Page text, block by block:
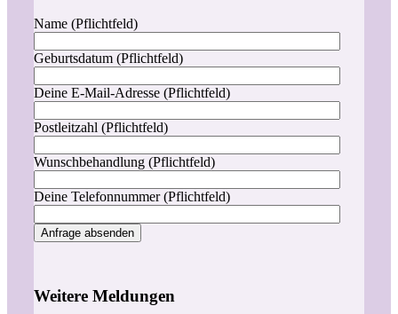
Name (Pflichtfeld)
Geburtsdatum (Pflichtfeld)
Deine E-Mail-Adresse (Pflichtfeld)
Postleitzahl (Pflichtfeld)
Wunschbehandlung (Pflichtfeld)
Deine Telefonnummer (Pflichtfeld)
Weitere Meldungen